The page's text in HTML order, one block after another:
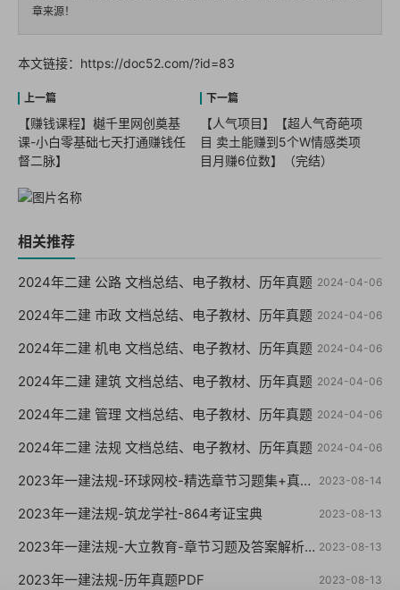
章来源！
本文链接： https://doc52.com/?id=83
【赚钱课程】樾千里网创奠基
课-小白零基础七天打通赚钱任
督二脉】
【人气项目】【超人气奇葩项
目 卖土能赚到5个W情感类项
目月赚6位数】（完结）
相关推荐
2024-04-06
2024年二建 公路 文档总结、电子教材、历年真题
2024-04-06
2024年二建 市政 文档总结、电子教材、历年真题
2024-04-06
2024年二建 机电 文档总结、电子教材、历年真题
2024-04-06
2024年二建 建筑 文档总结、电子教材、历年真题
2024-04-06
2024年二建 管理 文档总结、电子教材、历年真题
2024-04-06
2024年二建 法规 文档总结、电子教材、历年真题
2023-08-14
2023年一建法规-环球网校-精选章节习题集+真题+模拟
2023-08-13
2023年一建法规-筑龙学社-864考证宝典
2023-08-13
2023年一建法规-大立教育-章节习题及答案解析【重点推荐】
2023-08-13
2023年一建法规-历年真题PDF